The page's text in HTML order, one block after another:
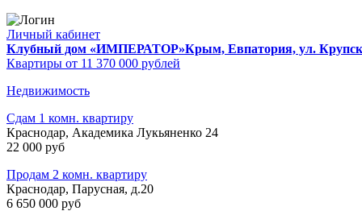
Личный кабинет
Клубный дом «ИМПЕРАТОР»Крым, Евпатория, ул.
Квартиры от 11 370 000 рублей
Недвижимость
Сдам 1 комн. квартиру
Краснодар, Академика Лукьяненко 24
22 000 руб
Продам 2 комн. квартиру
Краснодар, Парусная, д.20
6 650 000 руб